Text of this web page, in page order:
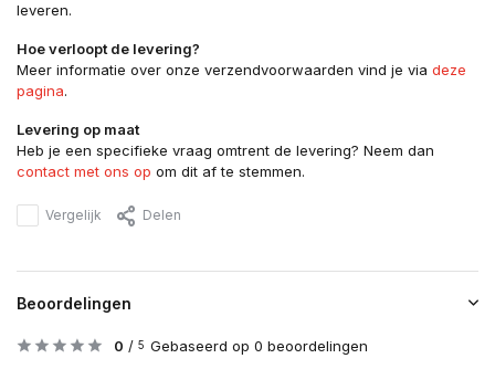
leveren.
Hoe verloopt de levering?
Meer informatie over onze verzendvoorwaarden vind je via deze
pagina.
Levering op maat
Heb je een specifieke vraag omtrent de levering? Neem dan
contact met ons op om dit af te stemmen.
Vergelijk Delen
Beoordelingen
0 / 5 Gebaseerd op 0 beoordelingen